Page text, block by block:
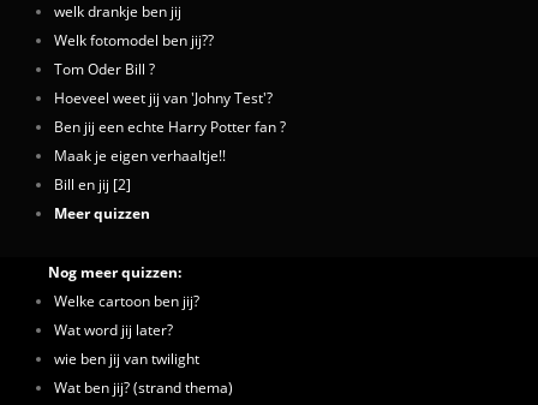
welk drankje ben jij
Welk fotomodel ben jij??
Tom Oder Bill ?
Hoeveel weet jij van 'Johny Test'?
Ben jij een echte Harry Potter fan ?
Maak je eigen verhaaltje!!
Bill en jij [2]
Meer quizzen
Nog meer quizzen:
Welke cartoon ben jij?
Wat word jij later?
wie ben jij van twilight
Wat ben jij? (strand thema)